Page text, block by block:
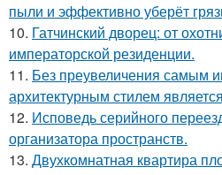
пыли и эффективно уберёт
10. Гатчинский дворец: от
императорской резиденции.
11. Без преувеличения самым
архитектурным стилем
12. Исповедь серийного
организатора пространств.
13. Двухкомнатная квартира